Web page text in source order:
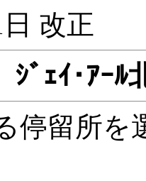
改正
ｼﾞｪｲ･ｱｰﾙ
停留所を